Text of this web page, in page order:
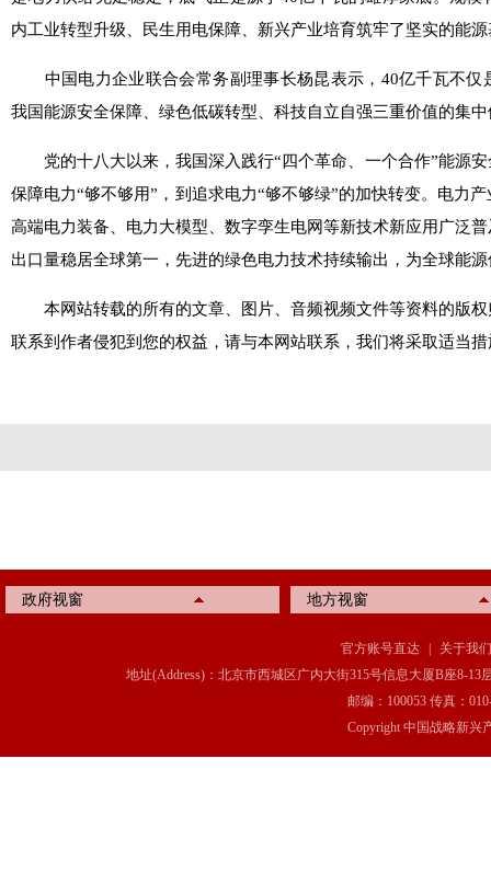
内工业转型升级、民生用电保障、新兴产业培育筑牢了坚实的能
中国电力企业联合会常务副理事长杨昆表示，40亿千瓦不仅
我国能源安全保障、绿色低碳转型、科技自立自强三重价值的集
党的十八大以来，我国深入践行“四个革命、一个合作”能源安
保障电力“够不够用”，到追求电力“够不够绿”的加快转变。电力
高端电力装备、电力大模型、数字孪生电网等新技术新应用广泛
出口量稳居全球第一，先进的绿色电力技术持续输出，为全球能
本网站转载的所有的文章、图片、音频视频文件等资料的版
联系到作者侵犯到您的权益，请与本网站联系，我们将采取适当措
政府视窗 地方视窗
官方账号直达
关于我们
地址(Address)：北京市西城区广内大街315号信息大厦B座8-13
邮编：100053 传真：
Copyright 中国战略新兴